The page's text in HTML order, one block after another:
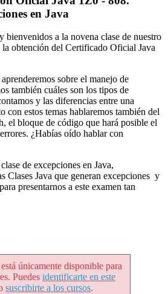
en Java
bienvenidos a la novena clase de nuestro
la obtención del Certificado Oficial Java
sobre el manejo de
también cuáles son los tipos de
y las diferencias entre una
con estos temas hablaremos también del
el bloque de código que hará posible el
¿Habías oído hablar con
de excepciones en Java,
Clases Java que generan excepciones y
presentarnos a este examen tan
únicamente disponible para
Puedes identificarte en este
suscribirte a los cursos.